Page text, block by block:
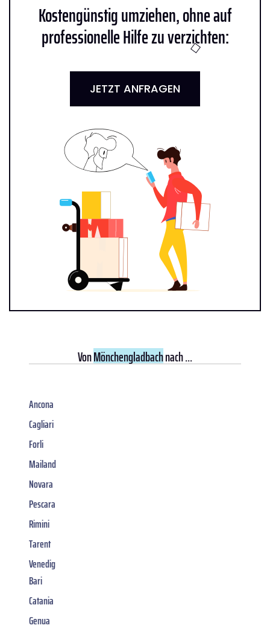
Kostengünstig umziehen, ohne auf
professionelle Hilfe zu verzichten:
JETZT ANFRAGEN
VonMönchengladbachnach ...
Ancona
Cagliari
Forli
Mailand
Novara
Pescara
Rimini
Tarent
Venedig
Bari
Catania
Genua